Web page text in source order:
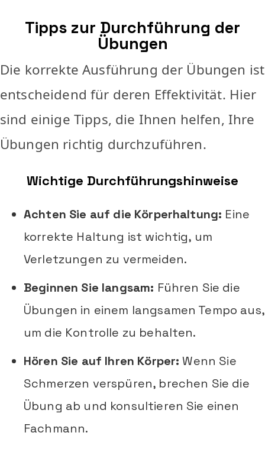
Tipps zur Durchführung der
Übungen
Die korrekte Ausführung der Übungen ist
entscheidend für deren Effektivität. Hier
sind einige Tipps, die Ihnen helfen, Ihre
Übungen richtig durchzuführen.
Wichtige Durchführungshinweise
Achten Sie auf die Körperhaltung: Eine
korrekte Haltung ist wichtig, um
Verletzungen zu vermeiden.
Beginnen Sie langsam: Führen Sie die
Übungen in einem langsamen Tempo aus,
um die Kontrolle zu behalten.
Hören Sie auf Ihren Körper: Wenn Sie
Schmerzen verspüren, brechen Sie die
Übung ab und konsultieren Sie einen
Fachmann.